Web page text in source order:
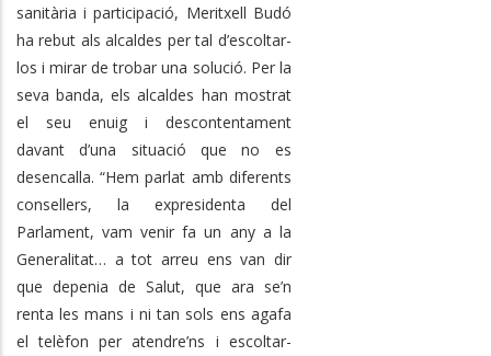
sanitària i participació, Meritxell Budó
ha rebut als alcaldes per tal d’escoltar-
los i mirar de trobar una solució. Per la
seva banda, els alcaldes han mostrat
el seu enuig i descontentament
davant d’una situació que no es
desencalla. “Hem parlat amb diferents
consellers, la expresidenta del
Parlament, vam venir fa un any a la
Generalitat… a tot arreu ens van dir
que depenia de Salut, que ara se’n
renta les mans i ni tan sols ens agafa
el telèfon per atendre’ns i escoltar-